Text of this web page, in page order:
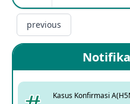
previous
Kasus Konfirmasi